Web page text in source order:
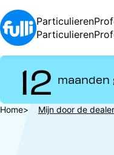
Overslaan
en
naar
de
inhoud
Particulieren
Particulieren
12
Kruimelpad
Home Mijn door de